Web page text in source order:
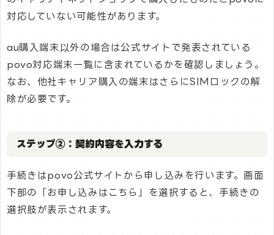
対応していない可能性があります。
au購入端末以外の場合は公式サイトで発表されている
povo対応端末一覧に含まれているかを確認しましょう。
なお、他社キャリア購入の端末はさらにSIMロックの解
除が必要です。
ステップ②：契約内容を入力する
手続きはpovo公式サイトから申し込みを行います。画面
下部の「お申し込みはこちら」を選択すると、手続きの
選択肢が表示されます。